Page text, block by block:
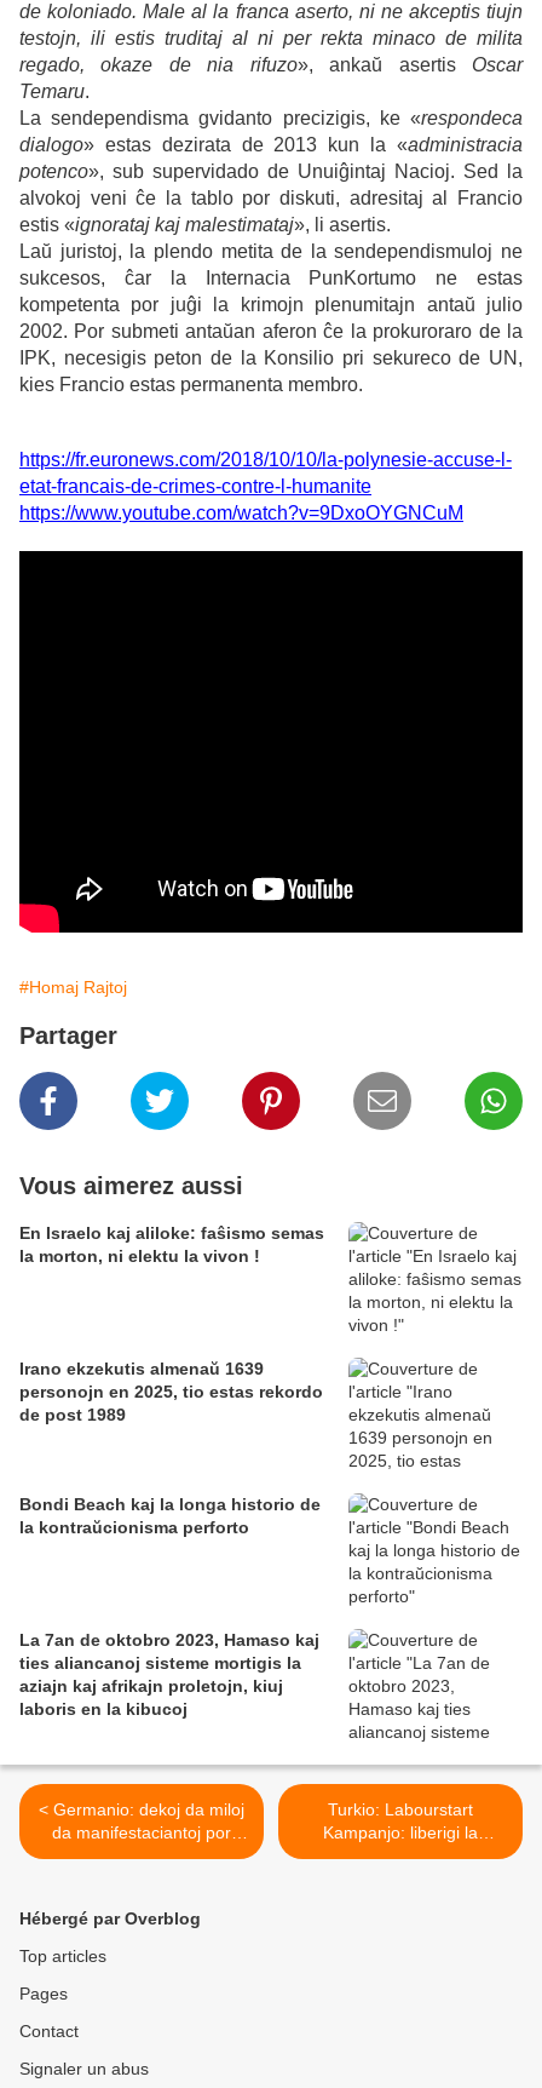
de koloniado. Male al la franca aserto, ni ne akceptis tiujn
testojn, ili estis truditaj al ni per rekta minaco de milita
regado, okaze de nia rifuzo», ankaŭ asertis Oscar
Temaru.
La sendependisma gvidanto precizigis, ke «respondeca
dialogo» estas dezirata de 2013 kun la «administracia
potenco», sub supervidado de Unuiĝintaj Nacioj. Sed la
alvokoj veni ĉe la tablo por diskuti, adresitaj al Francio
estis «ignorataj kaj malestimataj», li asertis.
Laŭ juristoj, la plendo metita de la sendependismuloj ne
sukcesos, ĉar la Internacia PunKortumo ne estas
kompetenta por juĝi la krimojn plenumitajn antaŭ julio
2002. Por submeti antaŭan aferon ĉe la prokuroraro de la
IPK, necesigis peton de la Konsilio pri sekureco de UN,
kies Francio estas permanenta membro.
https://fr.euronews.com/2018/10/10/la-polynesie-accuse-l-
etat-francais-de-crimes-contre-l-humanite
https://www.youtube.com/watch?v=9DxoOYGNCuM
#Homaj Rajtoj
Partager
Vous aimerez aussi
En Israelo kaj aliloke: faŝismo semas
la morton, ni elektu la vivon !
Irano ekzekutis almenaŭ 1639
personojn en 2025, tio estas rekordo
de post 1989
Bondi Beach kaj la longa historio de
la kontraŭcionisma perforto
La 7an de oktobro 2023, Hamaso kaj
ties aliancanoj sisteme mortigis la
aziajn kaj afrikajn proletojn, kiuj
laboris en la kibucoj
< Germanio: dekoj da miloj
da manifestaciantoj por
protekti la arbaron de
Turkio: Labourstart
Kampanjo: liberigi la
enkarcerigitajn laboristojn
Hébergé par Overblog
Top articles
Pages
Contact
Signaler un abus